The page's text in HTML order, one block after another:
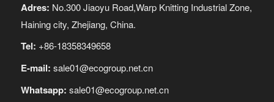
Adres: No.300 Jiaoyu Road,Warp Knitting Industrial Zone,
Haining city, Zhejiang, China.
Tel: +86-18358349658
E-mail: sale01@ecogroup.net.cn
Whatsapp: sale01@ecogroup.net.cn